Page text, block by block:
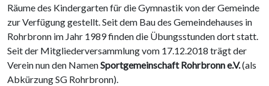
Räume des Kindergarten für die Gymnastik von der Gemeinde
zur Verfügung gestellt. Seit dem Bau des Gemeindehauses in
Rohrbronn im Jahr 1989 finden die Übungsstunden dort statt.
Seit der Mitgliederversammlung vom 17.12.2018 trägt der
Verein nun den NamenSportgemeinschaft Rohrbronn e.V.(als
Abkürzung SG Rohrbronn).